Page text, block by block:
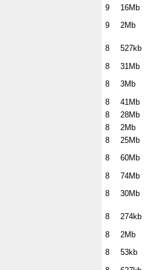
9
16Mb
9
2Mb
8 527kb
8
31Mb
8
3Mb
8
41Mb
8
28Mb
8
2Mb
8
25Mb
8
60Mb
8
74Mb
8
30Mb
8 274kb
8
2Mb
8
53kb